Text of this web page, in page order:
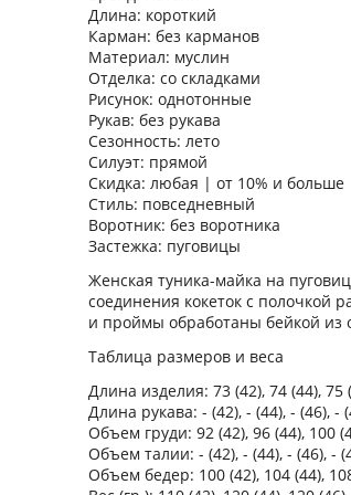
Длина: короткий
Карман: без карманов
Материал: муслин
Отделка: со складками
Рисунок: однотонные
Рукав: без рукава
Сезонность: лето
Силуэт: прямой
Скидка: любая | от 10% и больше
Стиль: повседневный
Воротник: без воротника
Застежка: пуговицы
Женская туника-майка на
соединения кокеток с полочкой
и проймы обработаны бейкой из
Таблица размеров и веса
Длина изделия: 73 (42), 74 (44), 75
Длина рукава: - (42), - (44), - (46), -
Объем груди: 92 (42), 96 (44), 100
Объем талии: - (42), - (44), - (46), -
Объем бедер: 100 (42), 104 (44),